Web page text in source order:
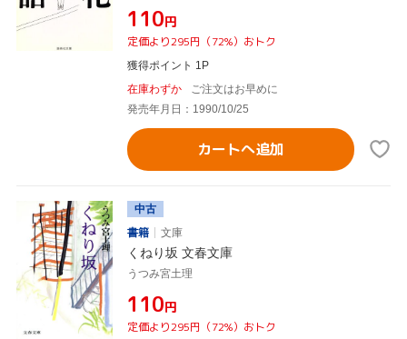
¥110円
定価より295円（72%）おトク
獲得ポイント 1P
在庫わずか
ご注文はお早めに
発売年月日：1990/10/25
カートへ追加
中古
書籍
文庫
くねり坂 文春文庫
うつみ宮土理
¥110円
定価より295円（72%）おトク